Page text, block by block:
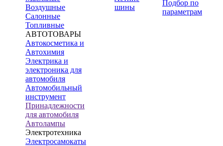
Воздушные
Салонные
Топливные
АВТОТОВАРЫ
Автокосметика и
Автохимия
Электрика и
электроника для
автомобиля
Автомобильный
инструмент
Принадлежности
для автомобиля
Автолампы
Электротехника
Электросамокаты
шины
Подбор по
параметрам